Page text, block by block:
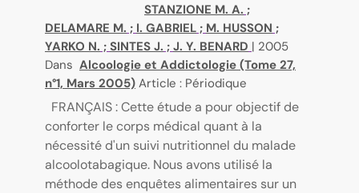
STANZIONE M. A. ;
DELAMARE M. ; I. GABRIEL ; M. HUSSON ;
YARKO N. ; SINTES J. ; J. Y. BENARD | 2005
Dans Alcoologie et Addictologie (Tome 27,
n°1, Mars 2005) Article : Périodique
FRANÇAIS : Cette étude a pour objectif de
conforter le corps médical quant à la
nécessité d'un suivi nutritionnel du malade
alcoolotabagique. Nous avons utilisé la
méthode des enquêtes alimentaires sur un